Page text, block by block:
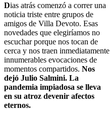
Dias atrás comenzó a correr una
noticia triste entre grupos de
amigos de Villa Devoto. Esas
novedades que elegiríamos no
escuchar porque nos tocan de
cerca y nos traen inmediatamente
innumerables evocaciones de
momentos compartidos. Nos
dejó Julio Salmini. La
pandemia impiadosa se lleva
en su atroz devenir afectos
eternos.